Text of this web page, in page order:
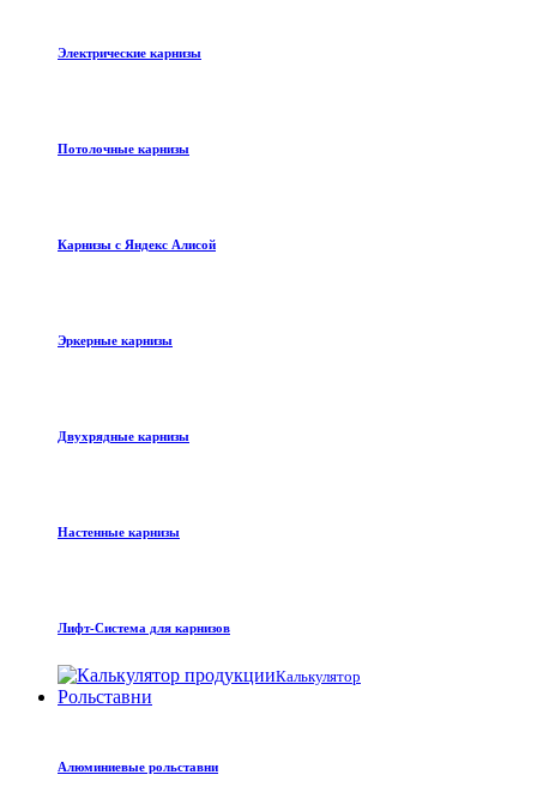
Электрические карнизы
Потолочные карнизы
Карнизы с Яндекс Алисой
Эркерные карнизы
Двухрядные карнизы
Настенные карнизы
Лифт-Система для карнизов
Калькулятор
Рольставни
Алюминиевые рольставни